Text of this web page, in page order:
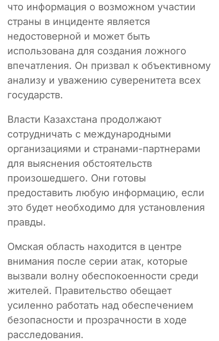
что информация о возможном участии
страны в инциденте является
недостоверной и может быть
использована для создания ложного
впечатления. Он призвал к объективному
анализу и уважению суверенитета всех
государств.
Власти Казахстана продолжают
сотрудничать с международными
организациями и странами-партнерами
для выяснения обстоятельств
произошедшего. Они готовы
предоставить любую информацию, если
это будет необходимо для установления
правды.
Омская область находится в центре
внимания после серии атак, которые
вызвали волну обеспокоенности среди
жителей. Правительство обещает
усиленно работать над обеспечением
безопасности и прозрачности в ходе
расследования.